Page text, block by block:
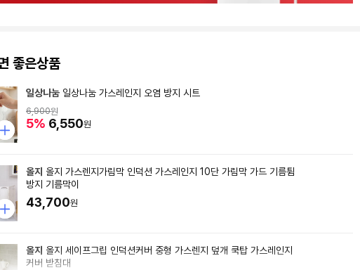
좋은상품
일상나눔 일상나눔 가스레인지 오염 방지 시트
6,900원
5% 6,550원
올지 올지 가스렌지가림막 인덕션 가스레인지 10단 가림막 가드 기름튐
방지 기름막이
43,700원
올지 올지 세이프그립 인덕션커버 중형 가스렌지 덮개 쿡탑 가스레인지
커버 받침대